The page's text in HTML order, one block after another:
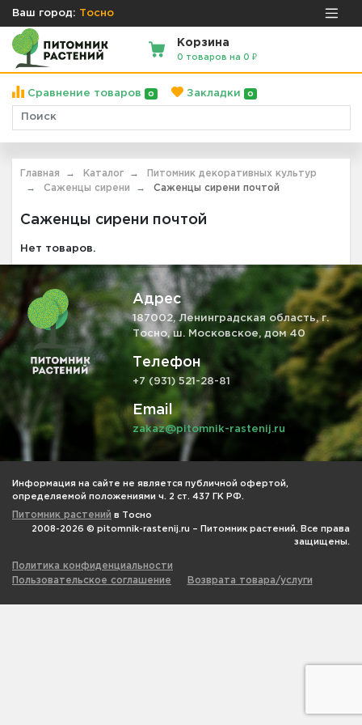
Ваш город: Тосно
Корзина
0 товаров на 0 ₽
Сравнение товаров 0 Закладки 0
Главная Каталог
Питомник декоративных культур
Саженцы сирени
Саженцы сирени почтой
Саженцы сирени почтой
Нет товаров.
Адрес
187002, Ленинградская область, г.
Тосно, ш. Московское, дом 40
Телефон
+7 (931) 521-28-81
Email
zakaz@pitomnik-rastenij.ru
Информация на сайте не является публичной офертой,
определяемой положениями ч. 2 ст. 437 ГК РФ.
Питомник растений в Тосно
2008-2026 © pitomnik-rastenij.ru – Питомник растений. Все права
защищены.
Политика конфиденциальности
Пользовательское соглашение
Возврата товара/услуги